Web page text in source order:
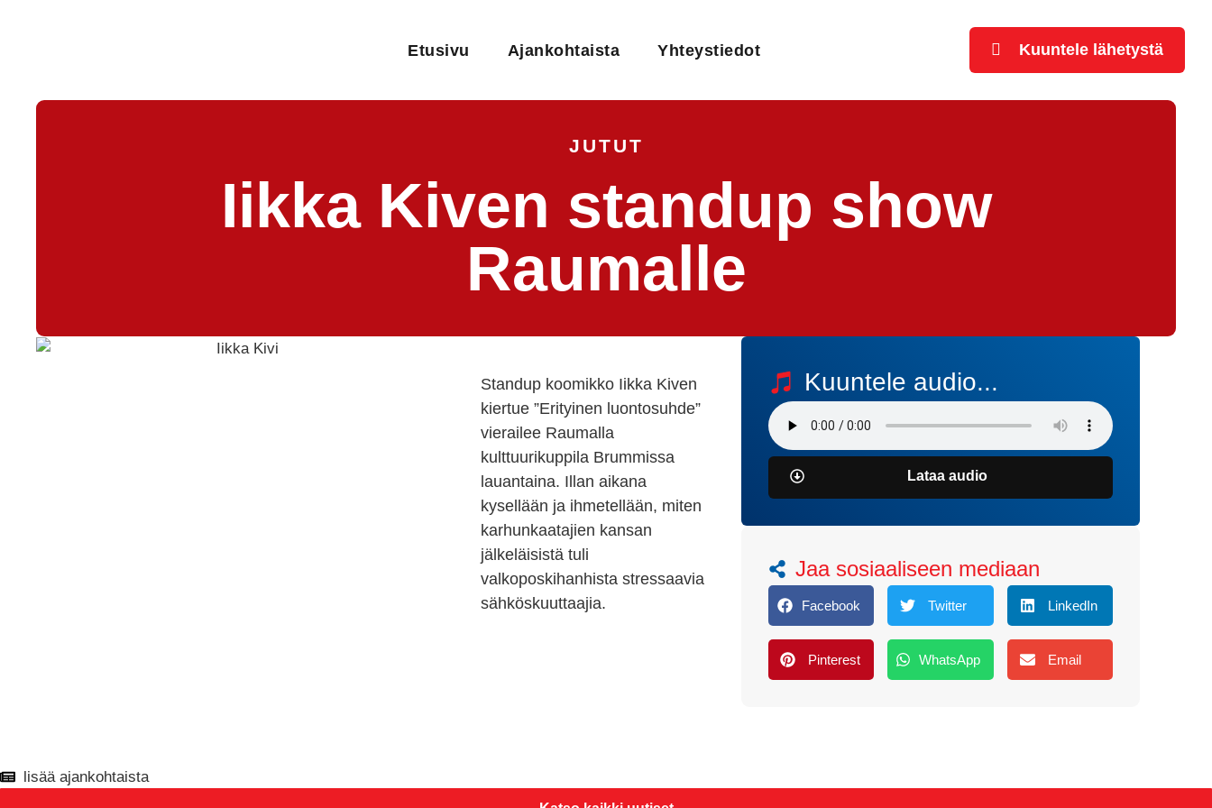
Etusivu Ajankohtaista Yhteystiedot Kuuntele lähetystä
JUTUT
Iikka Kiven standup show
Raumalle
Standup koomikko Iikka Kiven
kiertue ”Erityinen luontosuhde”
vierailee Raumalla
kulttuurikuppila Brummissa
lauantaina. Illan aikana
kysellään ja ihmetellään, miten
karhunkaatajien kansan
jälkeläisistä tuli
valkoposkihanhista stressaavia
sähköskuuttaajia.
Kuuntele audio...
Lataa audio
Jaa sosiaaliseen mediaan
Facebook Twitter LinkedIn
Pinterest WhatsApp Email
lisää ajankohtaista